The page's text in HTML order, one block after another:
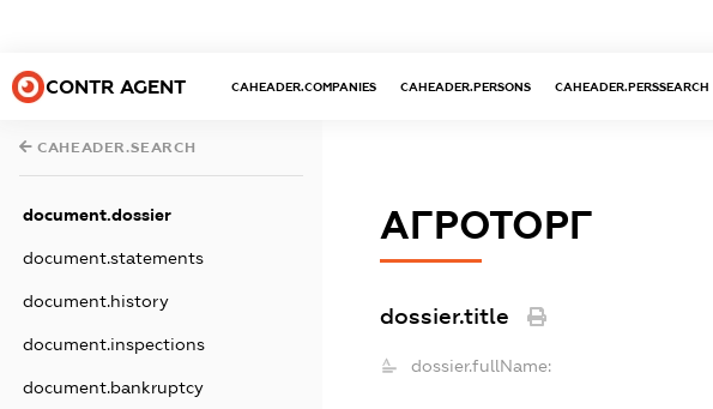
CONTR AGENT CAHEADER.COMPANIES CAHEADER.PERSONS CAHEADER.PERSSEARCH
CAHEADER.SEARCH
document.dossier
document.statements
document.history
document.inspections
document.bankruptcy
АГРОТОРГ
dossier.title
dossier.fullName: